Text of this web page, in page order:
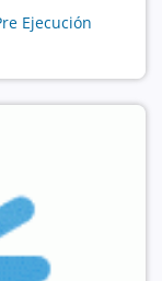
Ejecución